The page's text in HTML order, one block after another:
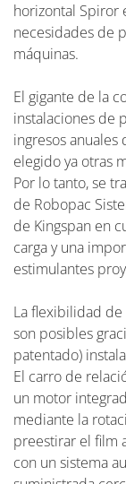
horizontal Spiror
necesidades de
máquinas.
El gigante de la
instalaciones de
ingresos
elegido ya otras
Por lo tanto, se
de Robopac
de Kingspan en
carga y una
estimulantes
La flexibilidad
son posibles
patentado)
El carro de
un motor
mediante la
preestirar el film
con un sistema